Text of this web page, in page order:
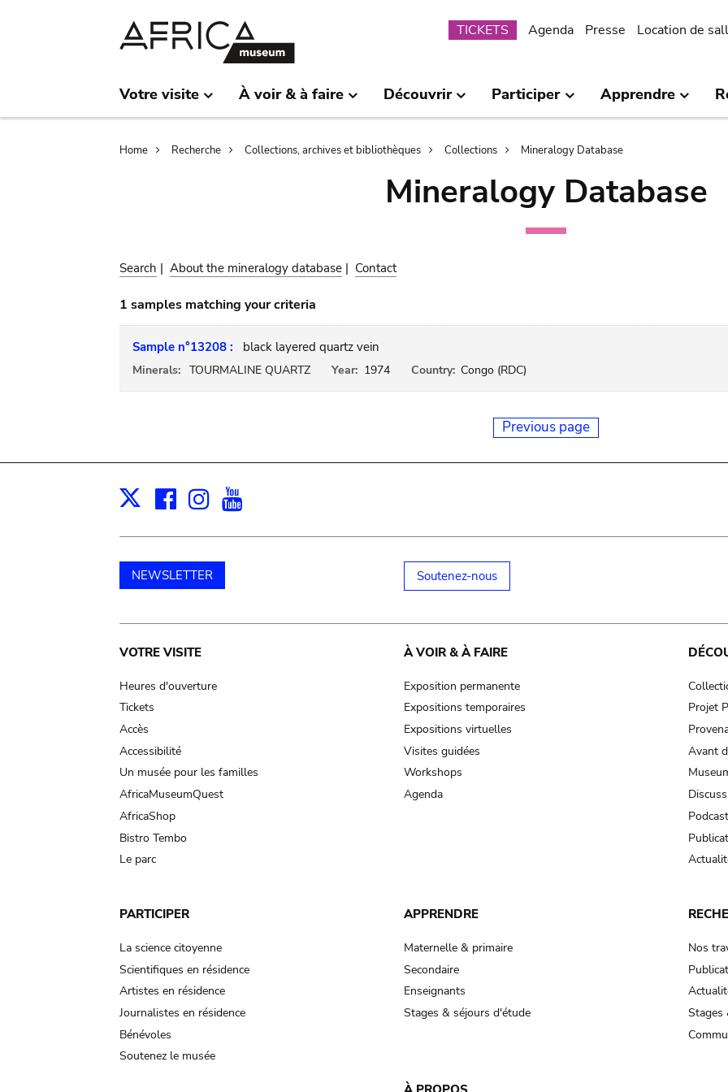
Submenu
TICKETS Agenda Presse Location de
Votre visite À voir & à faire Découvrir Participer Apprendre
Breadcrumb
Home Recherche Collections, archives et bibliothèques Collections Mineralogy Database
Mineralogy Database
Search | About the mineralogy database | Contact
1 samples matching your criteria
Sample n°13208 : black layered quartz vein
Minerals: TOURMALINE QUARTZ Year: 1974 Country: Congo (RDC)
Previous page
X Facebook
Instagram
NEWSLETTER Soutenez-nous
Main
navigation
VOTRE VISITE
Heures d'ouverture
Tickets
Accès
Accessibilité
Un musée pour les familles
AfricaMuseumQuest
AfricaShop
Bistro Tembo
Le parc
À VOIR & À FAIRE
Exposition permanente
Expositions temporaires
Expositions virtuelles
Visites guidées
Workshops
Agenda
Projet
Avant
PARTICIPER
La science citoyenne
Scientifiques en résidence
Artistes en résidence
Journalistes en résidence
Bénévoles
Soutenez le musée
APPRENDRE
Maternelle & primaire
Secondaire
Enseignants
Stages & séjours d'étude
Nos
Stages